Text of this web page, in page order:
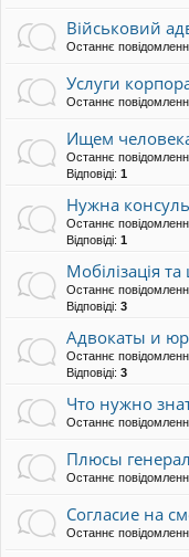
Військовий
Останнє
Услуги
Останнє
Ищем
Останнє
Відповіді: 1
Нужна
Останнє
Відповіді: 1
Мобілізація
Останнє
Відповіді: 3
Адвокаты и
Останнє
Відповіді: 3
Что нужно
Останнє
Плюсы
Останнє
Согласие на
Останнє